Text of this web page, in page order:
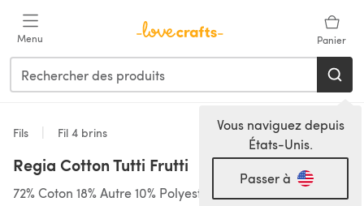
Menu Panier
Vous naviguez depuis
États-Unis.
Passer à
Fils Fil 4 brins
Regia Cotton Tutti Frutti
72% Coton 18% Autre 10% Polyester, 420m/100g, 4 brins